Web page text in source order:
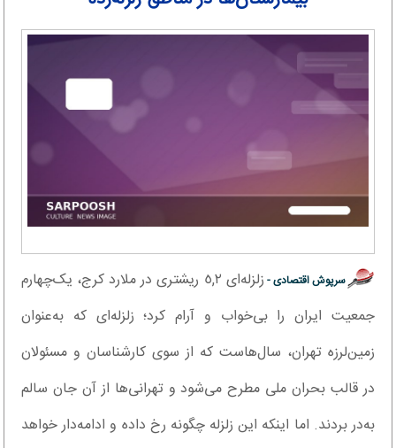
سرپوش اقتصادی -
زلزله‌ای ٥,٢ ریشتری در ملارد کرج، یک‌چهارم
جمعیت ایران را بی‌خواب و آرام کرد؛ زلزله‌ای که به‌عنوان
زمین‌لرزه تهران، سال‌هاست که از سوی کارشناسان و مسئولان
در قالب بحران ملی مطرح می‌شود و تهرانی‌ها از آن جان سالم
به‌در بردند. اما اینکه این زلزله چگونه رخ داده و ادامه‌دار خواهد